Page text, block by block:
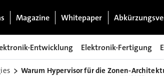
Magazine Whitepaper
Entwicklung Elektronik-Fertigung
Warum Hypervisor für die Zonen-